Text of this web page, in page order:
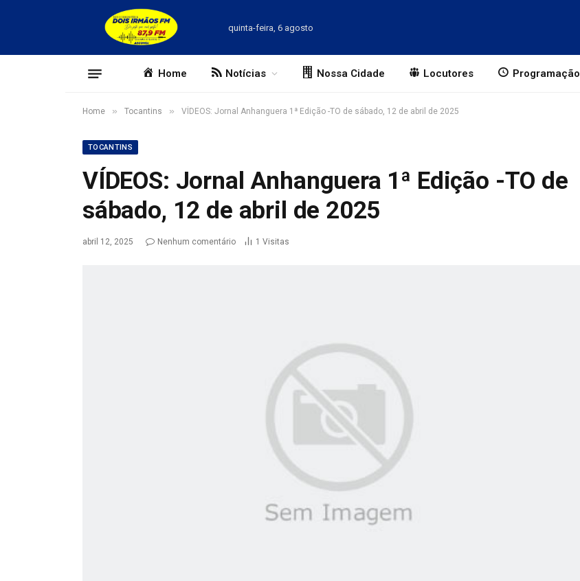
quinta-feira, 6 agosto
Home Notícias Nossa Cidade Locutores Programação
Home » Tocantins » VÍDEOS: Jornal Anhanguera 1ª Edição -TO de sábado, 12 de abril de 2025
TOCANTINS
VÍDEOS: Jornal Anhanguera 1ª Edição -TO de
sábado, 12 de abril de 2025
abril 12, 2025 Nenhum comentário 1 Visitas